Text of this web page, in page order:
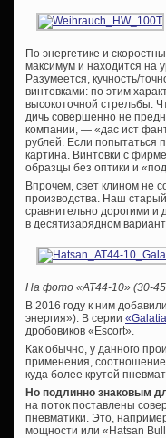
По энергетике и
максимум и находится на
Разумеется, кучность/
винтовками: по этим
высокоточной стрельбы.
дичь совершенно не
компании, — «дас ист
рублей. Если попытаться
картина. Винтовки с
образцы без оптики и
Впрочем, свет клином не
производства. Наш
сравнительно дорогими и
в десятизарядном
На фото «AT44-10» (30-
В 2016 году к ним
энергия»). В серии
дробовиков «Escort».
Как обычно, у данного
применения, соотношение
куда более крутой
Но подлинно знаковым
на поток поставлены
пневматики. Это,
мощности или «Hatsan